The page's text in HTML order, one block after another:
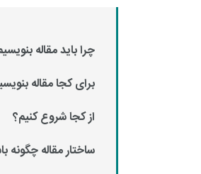
چرا باید مقاله
برای کجا مقاله
از کجا شروع کنیم؟
ساختار مقاله چگونه